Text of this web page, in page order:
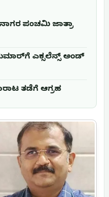
ಪಂಚಮಿ ಜಾತ್ರಾ
ಎಕ್ಸಲೆನ್ಸ್ ಅಂಡ್
ತಡೆಗೆ ಆಗ್ರಹ